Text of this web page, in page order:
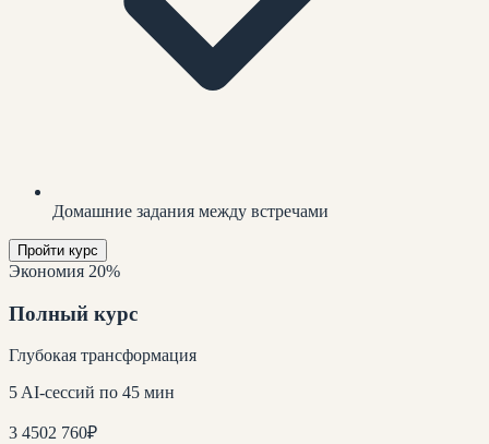
Домашние задания между встречами
Пройти курс
Экономия 20%
Полный курс
Глубокая трансформация
5 AI-сессий по 45 мин
3 4502 760₽